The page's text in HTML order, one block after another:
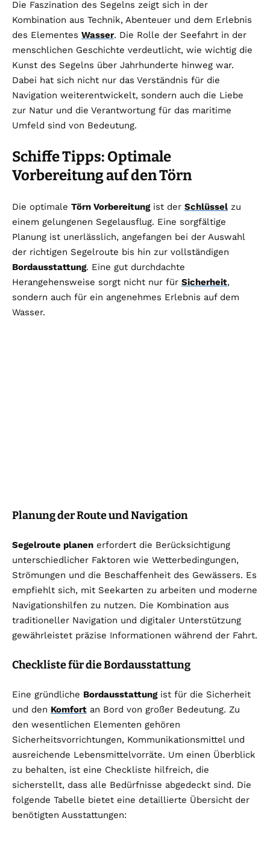
Die Faszination des Segelns zeigt sich in der
Kombination aus Technik, Abenteuer und dem Erlebnis
des Elementes Wasser. Die Rolle der Seefahrt in der
menschlichen Geschichte verdeutlicht, wie wichtig die
Kunst des Segelns über Jahrhunderte hinweg war.
Dabei hat sich nicht nur das Verständnis für die
Navigation weiterentwickelt, sondern auch die Liebe
zur Natur und die Verantwortung für das maritime
Umfeld sind von Bedeutung.
Schiffe Tipps: Optimale
Vorbereitung auf den Törn
Die optimale Törn Vorbereitungist der Schlüssel zu
einem gelungenen Segelausflug. Eine sorgfältige
Planung ist unerlässlich, angefangen bei der Auswahl
der richtigen Segelroute bis hin zur vollständigen
Bordausstattung. Eine gut durchdachte
Herangehensweise sorgt nicht nur für Sicherheit,
sondern auch für ein angenehmes Erlebnis auf dem
Wasser.
Planung der Route und Navigation
Segelroute planen erfordert die Berücksichtigung
unterschiedlicher Faktoren wie Wetterbedingungen,
Strömungen und die Beschaffenheit des Gewässers. Es
empfiehlt sich, mit Seekarten zu arbeiten und moderne
Navigationshilfen zu nutzen. Die Kombination aus
traditioneller Navigation und digitaler Unterstützung
gewährleistet präzise Informationen während der Fahrt.
Checkliste für die Bordausstattung
Eine gründliche Bordausstattungist für die Sicherheit
und den Komfort an Bord von großer Bedeutung. Zu
den wesentlichen Elementen gehören
Sicherheitsvorrichtungen, Kommunikationsmittel und
ausreichende Lebensmittelvorräte. Um einen Überblick
zu behalten, ist eine Checkliste hilfreich, die
sicherstellt, dass alle Bedürfnisse abgedeckt sind. Die
folgende Tabelle bietet eine detaillierte Übersicht der
benötigten Ausstattungen: